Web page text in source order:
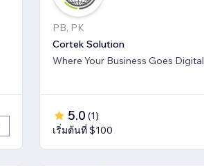
PB, PK
Cortek Solution
Where Your Business Goes Digital
5.0 (1)
เริ่มต้นที่ $100